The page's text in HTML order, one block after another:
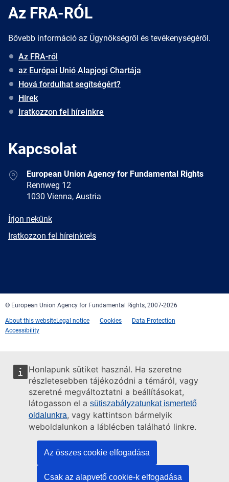
Honlapunk sütiket használ. Ha szeretne
részletesebben tájékozódni a témáról, vagy
szeretné megváltoztatni a beállításokat,
látogasson el a sütiszabályzatunkat ismertető
oldalunkra, vagy kattintson bármelyik
weboldalunkon a láblécben található linkre.
Az összes cookie elfogadása
Csak az alapvető cookie-k elfogadása
Az FRA-RÓL
Bővebb információ az Ügynökségről és tevékenységéről.
Az FRA-ról
az Európai Unió Alapjogi Chartája
Hová fordulhat segítségért?
Hírek
Iratkozzon fel híreinkre
Kapcsolat
AddressEuropean Union Agency for Fundamental Rights
Rennweg 12
1030 Vienna, Austria
E-
Írjon nekünk
Newsletter
Iratkozzon fel híreinkre!s
© European Union Agency for Fundamental Rights, 2007-2026
About this websiteLegal notice Cookies
Data Protection
Accessibility